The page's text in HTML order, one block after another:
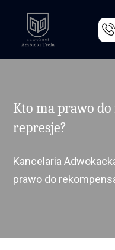
Kto ma prawo
represje?
Kancelaria
prawo do